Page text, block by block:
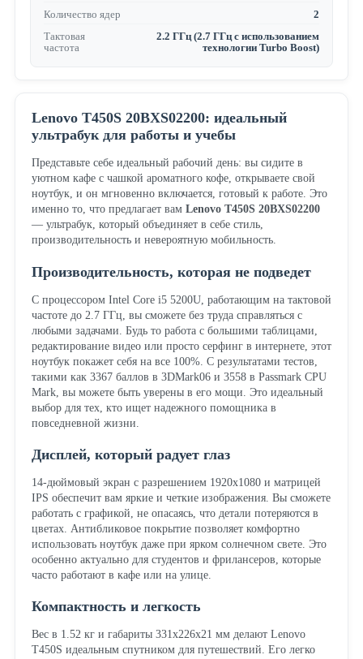
Количество ядер
2
Тактовая
частота
2.2 ГГц (2.7 ГГц с использованием
технологии Turbo Boost)
Lenovo T450S 20BXS02200: идеальный
ультрабук для работы и учебы
Представьте себе идеальный рабочий день: вы сидите в
уютном кафе с чашкой ароматного кофе, открываете свой
ноутбук, и он мгновенно включается, готовый к работе. Это
именно то, что предлагает вам Lenovo T450S 20BXS02200
— ультрабук, который объединяет в себе стиль,
производительность и невероятную мобильность.
Производительность, которая не подведет
С процессором Intel Core i5 5200U, работающим на тактовой
частоте до 2.7 ГГц, вы сможете без труда справляться с
любыми задачами. Будь то работа с большими таблицами,
редактирование видео или просто серфинг в интернете, этот
ноутбук покажет себя на все 100%. С результатами тестов,
такими как 3367 баллов в 3DMark06 и 3558 в Passmark CPU
Mark, вы можете быть уверены в его мощи. Это идеальный
выбор для тех, кто ищет надежного помощника в
повседневной жизни.
Дисплей, который радует глаз
14-дюймовый экран с разрешением 1920x1080 и матрицей
IPS обеспечит вам яркие и четкие изображения. Вы сможете
работать с графикой, не опасаясь, что детали потеряются в
цветах. Антибликовое покрытие позволяет комфортно
использовать ноутбук даже при ярком солнечном свете. Это
особенно актуально для студентов и фрилансеров, которые
часто работают в кафе или на улице.
Компактность и легкость
Вес в 1.52 кг и габариты 331x226x21 мм делают Lenovo
T450S идеальным спутником для путешествий. Его легко